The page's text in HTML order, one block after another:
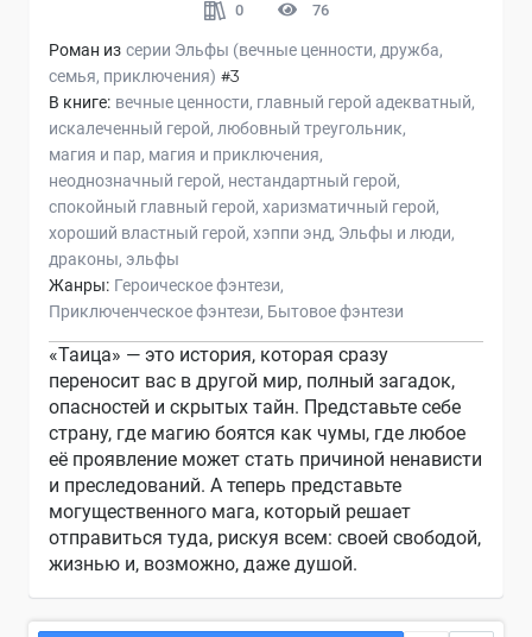
0 76
Роман из серии Эльфы (вечные ценности, дружба,
семья, приключения) #3
В книге: вечные ценности главный герой адекватный
искалеченный герой любовный треугольник
магия и пар магия и приключения
неоднозначный герой нестандартный герой
спокойный главный герой харизматичный герой
хороший властный герой хэппи энд Эльфы и люди
драконы эльфы
Жанры: Героическое фэнтези
Приключенческое фэнтези Бытовое фэнтези
«Таица» — это история, которая сразу
переносит вас в другой мир, полный загадок,
опасностей и скрытых тайн. Представьте себе
страну, где магию боятся как чумы, где любое
её проявление может стать причиной ненависти
и преследований. А теперь представьте
могущественного мага, который решает
отправиться туда, рискуя всем: своей свободой,
жизнью и, возможно, даже душой.